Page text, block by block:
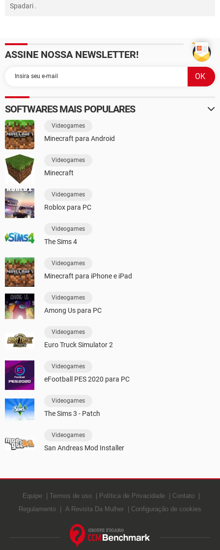
Spadari .
ASSINE NOSSA NEWSLETTER!
SOFTWARES MAIS POPULARES
Videogames
Minecraft para Android
Videogames
Minecraft
Videogames
Roblox para PC
Videogames
The Sims 4
Videogames
Minecraft para iPhone e iPad
Videogames
Among Us para PC
Videogames
Euro Truck Simulator 2
Videogames
eFootball PES 2020 para PC
Videogames
The Sims 3 - Patch
Videogames
San Andreas Mod Installer
Equipe Termos de uso Política de Privacidade
Contato
Regulamento
A Revista Da Mulher Configuração de cookies